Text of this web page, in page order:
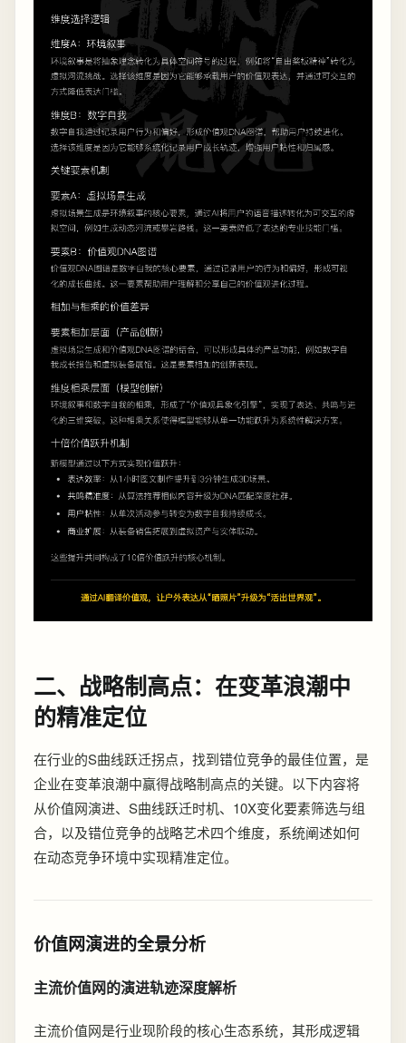
二、战略制高点：在变革浪潮中
的精准定位
在行业的S曲线跃迁拐点，找到错位竞争的最佳位置，是
企业在变革浪潮中赢得战略制高点的关键。以下内容将
从价值网演进、S曲线跃迁时机、10X变化要素筛选与组
合，以及错位竞争的战略艺术四个维度，系统阐述如何
在动态竞争环境中实现精准定位。
价值网演进的全景分析
主流价值网的演进轨迹深度解析
主流价值网是行业现阶段的核心生态系统，其形成逻辑